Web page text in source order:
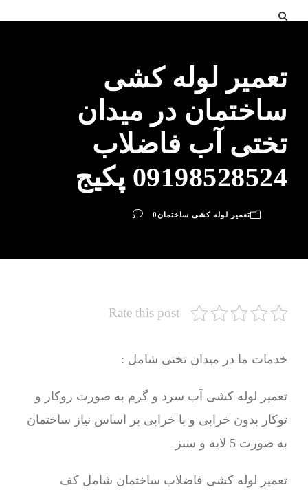
تعمیر لوله کشی
ساختمان در میدان
تختی آب فاضلاب
09198528524 پکیج
تعمیر لوله کشی ساختمان0
Rate this post
خدمات ما در میدان تختی شامل :
تعمیر لوله کشی آب سرد و گرم به صورت روکار و
توکار بدون خرابی و با خرابی بر اساس نیاز ساختمان
به صورت 5 لایه و سبز
تعمیر لوله کشی فاضلاب ساختمان شامل کف